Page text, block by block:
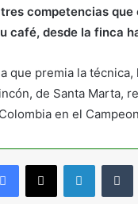
competencias
café, desde la finca
que premia la
de Santa Marta,
en el
Facebook
X LinkedIn